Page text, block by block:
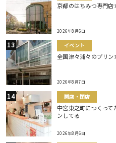
京都のはちみつ専門
2026年8月6日
イベント
全国津々浦々のプリン
2026年8月7日
開店・閉店
中宮東之町につくっ
ンしてる
2026年8月6日